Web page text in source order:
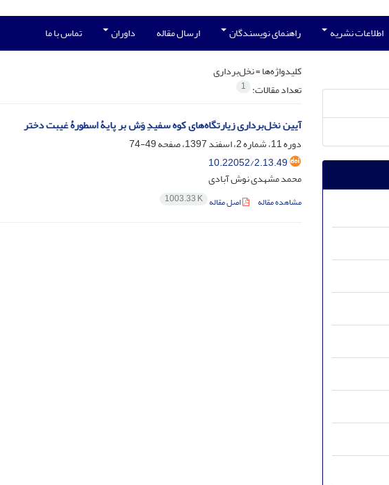
اطلاعات نشریه راهنمای نویسندگان ارسال مقاله داوران تماس با ما
کلیدواژه‌ها =نخل‌برداری
تعداد مقالات: 1
آیین نخل‌برداری زیارتگاه‌های کوه سفیدِ وَش بر پایۀ اسطورۀ غیبت دختر
دوره 11، شماره 2، اسفند 1397، صفحه
49-74
10.22052/2.13.49
محمد مشهدی نوش آبادی
مشاهده مقاله اصل مقاله 1003.33 K